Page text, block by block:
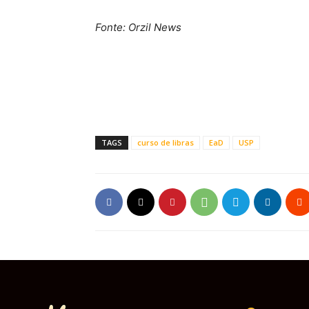
Fonte: Orzil News
TAGS curso de libras EaD USP